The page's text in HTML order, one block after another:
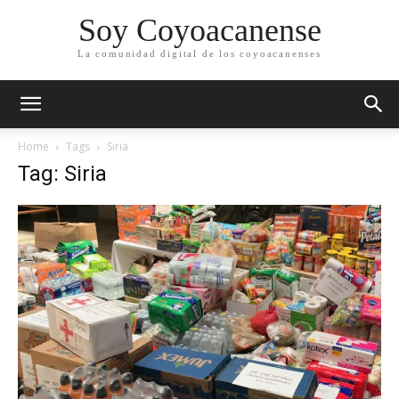
Soy Coyoacanense
La comunidad digital de los coyoacanenses
Home Tags Siria
Tag: Siria